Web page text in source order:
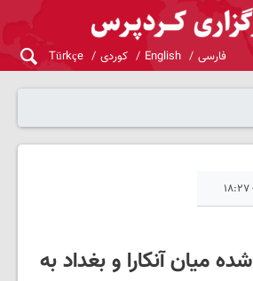
فارسی English کوردی Türkçe
میان آنکارا و بغداد به